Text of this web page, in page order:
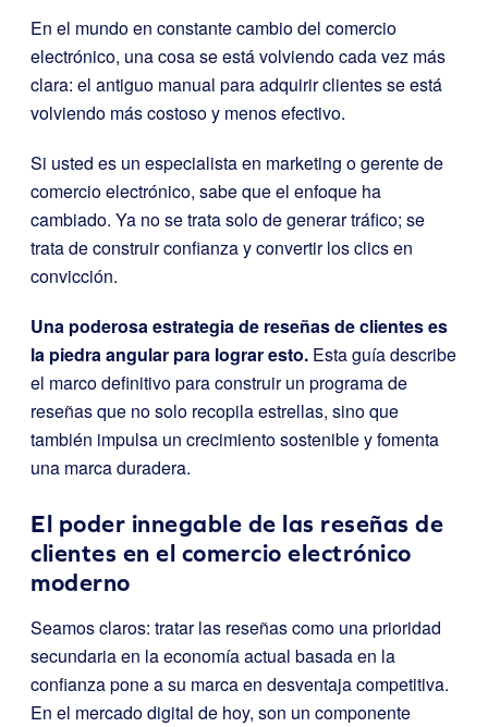
En el mundo en constante cambio del comercio
electrónico, una cosa se está volviendo cada vez más
clara: el antiguo manual para adquirir clientes se está
volviendo más costoso y menos efectivo.
Si usted es un especialista en marketing o gerente de
comercio electrónico, sabe que el enfoque ha
cambiado. Ya no se trata solo de generar tráfico; se
trata de construir confianza y convertir los clics en
convicción.
Una poderosa estrategia de reseñas de clientes es
la piedra angular para lograr esto. Esta guía describe
el marco definitivo para construir un programa de
reseñas que no solo recopila estrellas, sino que
también impulsa un crecimiento sostenible y fomenta
una marca duradera.
El poder innegable de las reseñas de
clientes en el comercio electrónico
moderno
Seamos claros: tratar las reseñas como una prioridad
secundaria en la economía actual basada en la
confianza pone a su marca en desventaja competitiva.
En el mercado digital de hoy, son un componente